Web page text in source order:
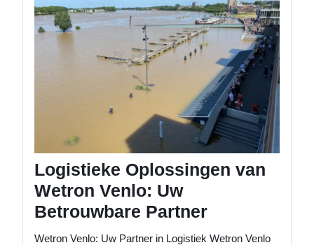
van
Wetron
Uw
Partner
Logistieke Oplossingen van
Wetron Venlo: Uw
Betrouwbare Partner
Wetron Venlo: Uw Partner in Logistiek Wetron Venlo